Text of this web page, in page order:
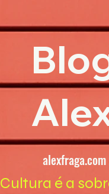
Cultura é a